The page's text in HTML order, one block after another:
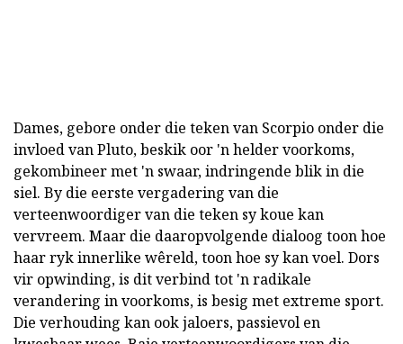
Dames, gebore onder die teken van Scorpio onder die
invloed van Pluto, beskik oor 'n helder voorkoms,
gekombineer met 'n swaar, indringende blik in die
siel. By die eerste vergadering van die
verteenwoordiger van die teken sy koue kan
vervreem. Maar die daaropvolgende dialoog toon hoe
haar ryk innerlike wêreld, toon hoe sy kan voel. Dors
vir opwinding, is dit verbind tot 'n radikale
verandering in voorkoms, is besig met extreme sport.
Die verhouding kan ook jaloers, passievol en